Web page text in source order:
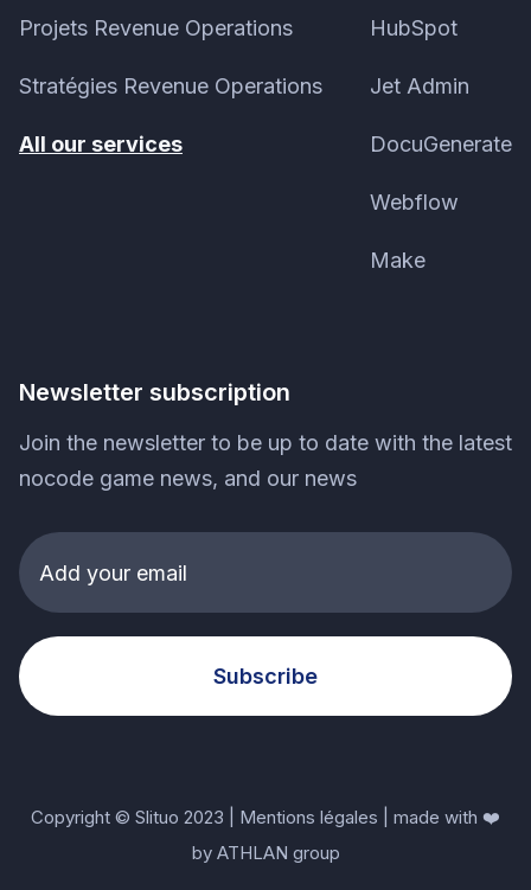
Projets Revenue Operations
Stratégies Revenue Operations
All our services
HubSpot
Jet Admin
DocuGenerate
Webflow
Make
Newsletter subscription
Join the newsletter to be up to date with the latest
nocode game news, and our news
Copyright © Slituo 2023 | Mentions légales | made with ❤️
by ATHLAN group